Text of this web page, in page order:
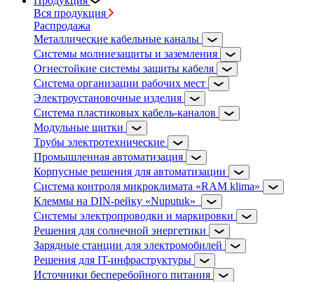
Вся продукция
Распродажа
Металлические кабельные каналы
Системы молниезащиты и заземления
Огнестойкие системы защиты кабеля
Система организации рабочих мест
Электроустановочные изделия
Система пластиковых кабель-каналов
Модульные щитки
Трубы электротехнические
Промышленная автоматизация
Корпусные решения для автоматизации
Система контроля микроклимата «RAM klima»
Клеммы на DIN-рейку «Nuputuk»
Системы электропроводки и маркировки
Решения для солнечной энергетики
Зарядные станции для электромобилей
Решения для IT-инфраструктуры
Источники бесперебойного питания